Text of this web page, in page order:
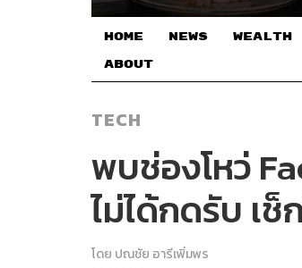
HOME NEWS WEALTH
ABOUT
TECH
พบช่องโหว่
ไม่ได้กดรับ เ
โดย ปณชัย อารีเพิ่มพร